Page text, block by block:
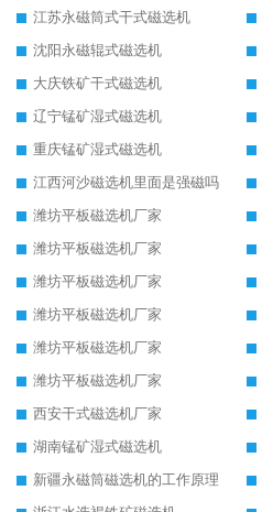
江苏永磁筒式干式磁选机
沈阳永磁辊式磁选机
大庆铁矿干式磁选机
辽宁锰矿湿式磁选机
重庆锰矿湿式磁选机
江西河沙磁选机里面是强磁吗
潍坊平板磁选机厂家
潍坊平板磁选机厂家
潍坊平板磁选机厂家
潍坊平板磁选机厂家
潍坊平板磁选机厂家
潍坊平板磁选机厂家
西安干式磁选机厂家
湖南锰矿湿式磁选机
新疆永磁筒磁选机的工作原理